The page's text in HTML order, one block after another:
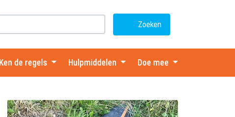
Zoeken
Ken de regels Hulpmiddelen Doe mee